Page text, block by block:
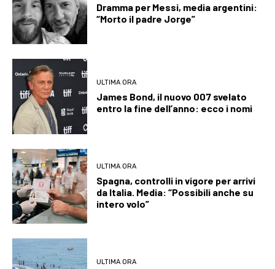
Dramma per Messi, media argentini:
“Morto il padre Jorge”
ULTIMA ORA
James Bond, il nuovo 007 svelato
entro la fine dell’anno: ecco i nomi
ULTIMA ORA
Spagna, controlli in vigore per arrivi
da Italia. Media: “Possibili anche su
intero volo”
ULTIMA ORA